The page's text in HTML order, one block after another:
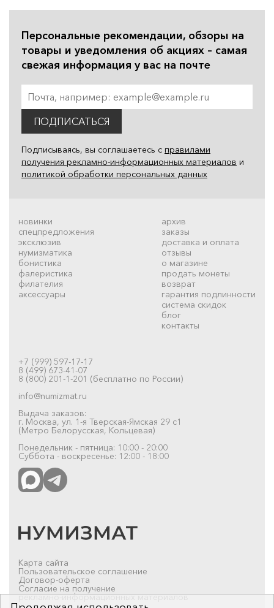
Персональные рекомендации, обзоры на
товары и уведомления об акциях – самая
свежая информация у вас на почте
ПОДПИСАТЬСЯ
Подписываясь, вы соглашаетесь с правилами
получения рекламно-информационных материалов и
политикой обработки персональных данных
новинки
спецпредложения
эксклюзив
нумизматика
бонистика
фалеристика
филателия
аксессуары
архив
заказы
доставка и оплата
отзывы
о магазине
продать монеты
возврат
гарантия подлинности
система скидок
блог
контакты
+7 (999) 597-17-17
8 (499) 673-41-07
8 (800) 201-1-201 (бесплатно по России)
info@numizmat.ru
Выдача заказов:
г. Москва, ул. 1-я Тверская-Ямская 29 с1
(Метро Белорусская, Кольцевая)
Понедельник - пятница: 10:00 - 20:00
Суббота - воскресенье: 12:00 - 18:00
Карта сайта
Пользовательское соглашение
Договор-оферта
Согласие на получение
рекламно-информационных материалов